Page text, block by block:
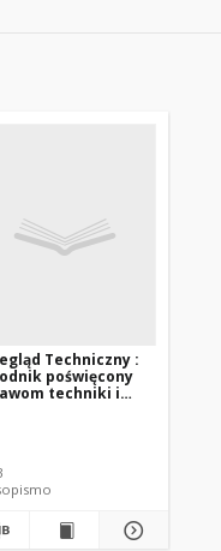
Techniczny :
poświęcony
techniki i